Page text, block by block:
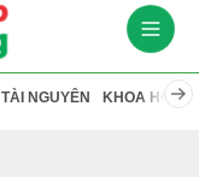
TÀI NGUYÊN KHOA HỌC